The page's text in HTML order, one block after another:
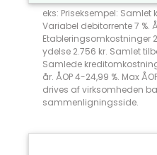
eks: Priseksempel: Samlet
Variabel debitorrente 7 %.
Etableringsomkostninger
ydelse 2.756 kr. Samlet
Samlede
år. ÅOP 4-24,99 %. Max
drives af virksomheden
sammenligningsside.